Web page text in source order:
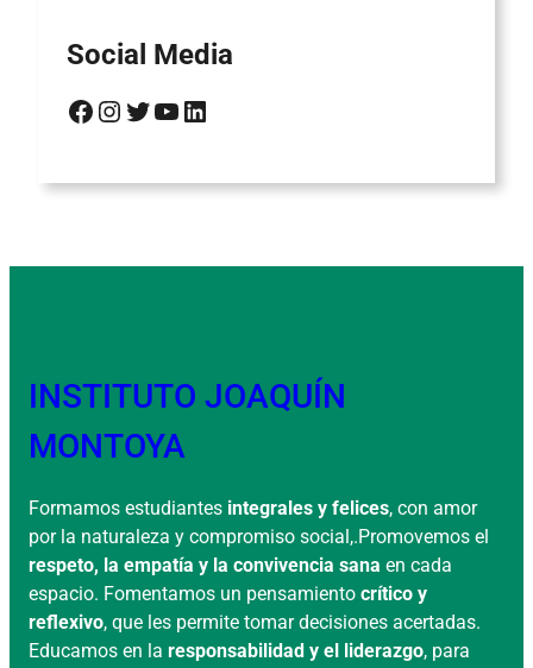
Social Media
Facebook Instagram Twitter YouTube LinkedIn
INSTITUTO JOAQUÍN
MONTOYA
Formamos estudiantes integrales y felices, con amor
por la naturaleza y compromiso social,.Promovemos el
respeto, la empatía y la convivencia sana en cada
espacio. Fomentamos un pensamiento crítico y
reflexivo, que les permite tomar decisiones acertadas.
Educamos en la responsabilidad y el liderazgo, para